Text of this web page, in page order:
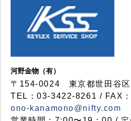
河野金物（有）
〒154-0024 東京都世田谷
TEL：03-3422-8261 / FAX
ono-kanamono@nifty.com